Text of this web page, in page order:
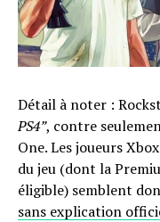
Détail à noter :
PS4”, contre
One. Les joueurs
du jeu (dont la
éligible) semblent
sans explication